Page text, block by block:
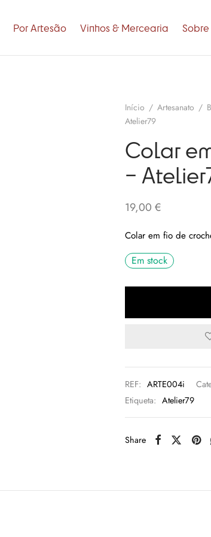
Por Artesão Vinhos & Mercearia Sobre
Início / Artesanato /
Atelier79
Colar
–
19,00 €
Colar em fio de
Em stock
REF: ARTE004i
Etiqueta: Atelier79
Share